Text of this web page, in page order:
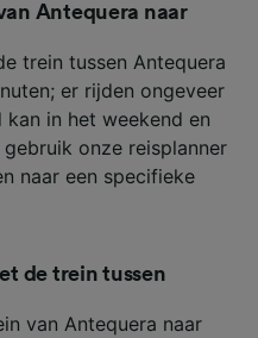
Antequera naar
trein tussen Antequera
er rijden ongeveer
in het weekend en
onze reisplanner
naar een specifieke
de trein tussen
van Antequera naar